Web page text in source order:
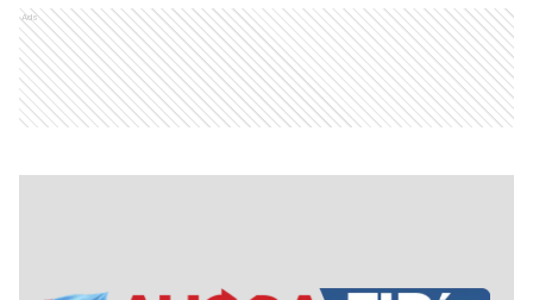
Ads